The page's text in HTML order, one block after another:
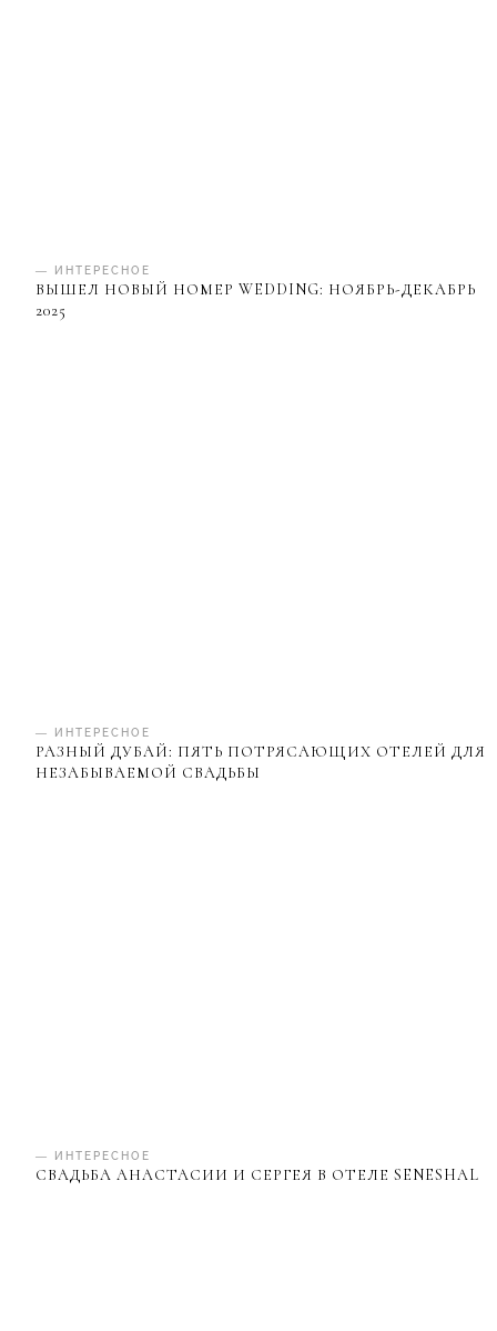
— ИНТЕРЕСНОЕ
ВЫШЕЛ НОВЫЙ НОМЕР WEDDING: НОЯБРЬ-ДЕКАБРЬ
2025
— ИНТЕРЕСНОЕ
РАЗНЫЙ ДУБАЙ: ПЯТЬ ПОТРЯСАЮЩИХ ОТЕЛЕЙ ДЛЯ
НЕЗАБЫВАЕМОЙ СВАДЬБЫ
— ИНТЕРЕСНОЕ
СВАДЬБА АНАСТАСИИ И СЕРГЕЯ В ОТЕЛЕ SENESHAL